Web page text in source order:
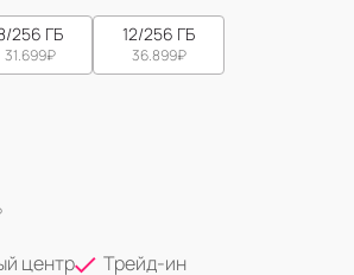
256 ГБ
31.699₽
12/256 ГБ
36.899₽
центр
Трейд-ин